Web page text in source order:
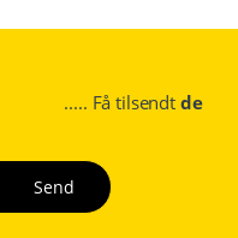
..... Få tilsendt de